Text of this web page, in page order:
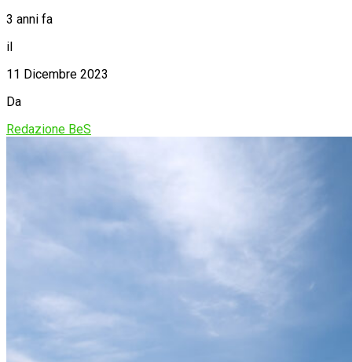
3 anni fa
il
11 Dicembre 2023
Da
Redazione BeS